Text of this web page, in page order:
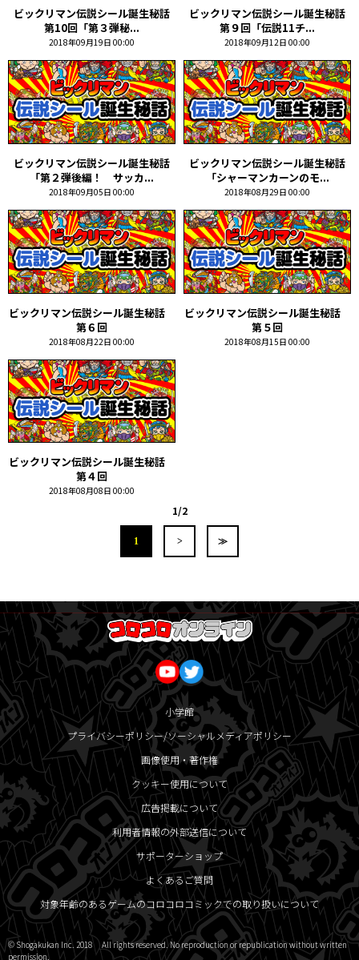
ビックリマン伝説シール誕生秘話
第10回「第３弾秘...
2018年09月19日 00:00
ビックリマン伝説シール誕生秘話
第９回「伝説11チ...
2018年09月12日 00:00
ビックリマン伝説シール誕生秘話
「第２弾後編！ サッカ...
2018年09月05日 00:00
ビックリマン伝説シール誕生秘話
「シャーマンカーンのモ...
2018年08月29日 00:00
ビックリマン伝説シール誕生秘話
第６回
2018年08月22日 00:00
ビックリマン伝説シール誕生秘話
第５回
2018年08月15日 00:00
ビックリマン伝説シール誕生秘話
第４回
2018年08月08日 00:00
1/2
1 > ≫
小学館
プライバシーポリシー/ソーシャルメディアポリシー
画像使用・著作権
クッキー使用について
広告掲載について
利用者情報の外部送信について
サポーターショップ
よくあるご質問
対象年齢のあるゲームのコロコロコミックでの取り扱いについて
© Shogakukan Inc. 2018 All rights reserved. No reproduction or republication without written
permission.